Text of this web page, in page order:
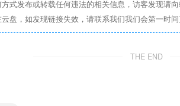
式发布或转载任何违法的相关信息，访客发现请
盘，如发现链接失效，请联系我们我们会第一时间
THE END